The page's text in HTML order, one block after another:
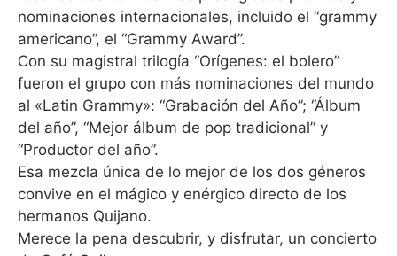
nominaciones internacionales, incluido el “grammy
americano”, el “Grammy Award”.
Con su magistral trilogía “Orígenes: el bolero”
fueron el grupo con más nominaciones del mundo
al «Latin Grammy»: “Grabación del Año”; “Álbum
del año”, “Mejor álbum de pop tradicional” y
“Productor del año”.
Esa mezcla única de lo mejor de los dos géneros
convive en el mágico y enérgico directo de los
hermanos Quijano.
Merece la pena descubrir, y disfrutar, un concierto